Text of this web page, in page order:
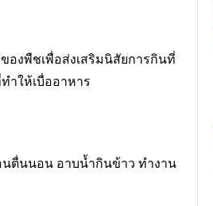
องพืชเพื่อส่งเสริมนิสัยการกินที่
ำให้เบื่ออาหาร
ตื่นนอน อาบน้ำกินข้าว ทำงาน